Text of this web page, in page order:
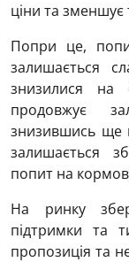
ціни та зменшує
Попри це,
залишається
знизилися на
продовжує
знизившись ще
залишається
попит на
На ринку
підтримки та
пропозиція та